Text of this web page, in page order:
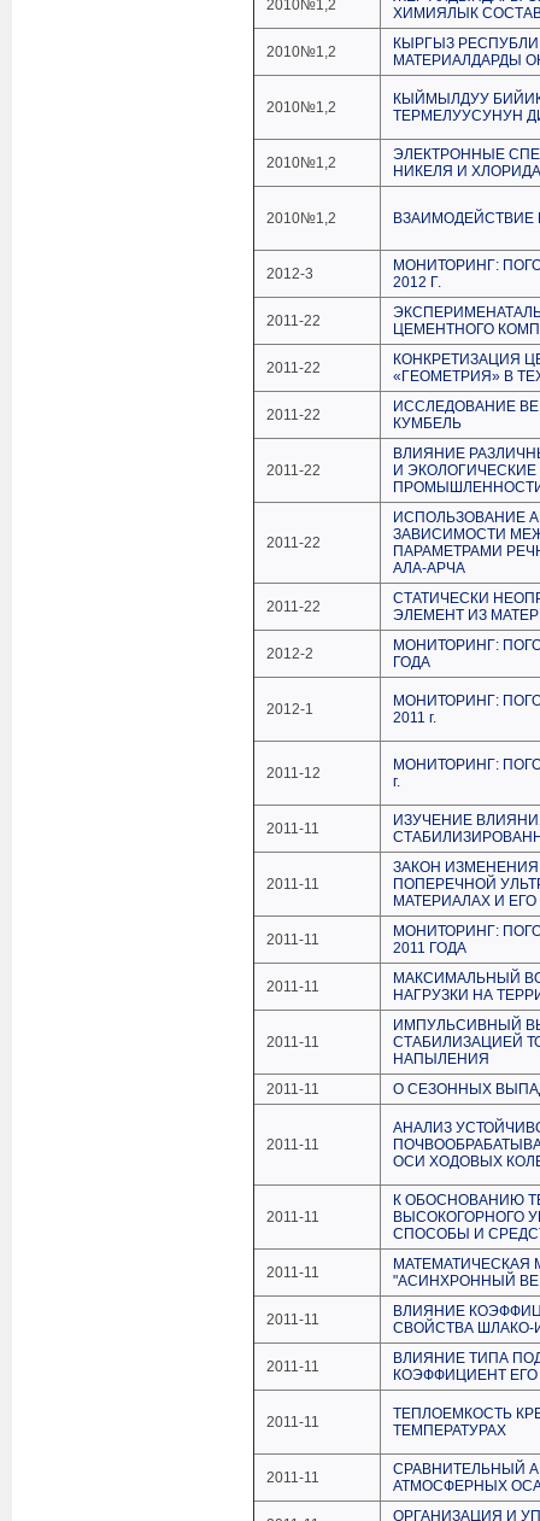
2010№1,2
ХИМИЯЛЫК
2010№1,2
КЫРГЫЗ
МАТЕРИАЛДАРДЫ
2010№1,2
КЫЙМЫЛДУУ
ТЕРМЕЛУУСУНУН
2010№1,2
ЭЛЕКТРОННЫЕ
НИКЕЛЯ И
2010№1,2 ВЗАИМОДЕЙСТВИЕ
2012-3
МОНИТОРИНГ:
2012 Г.
2011-22
ЦЕМЕНТНОГО
2011-22
КОНКРЕТИЗАЦИЯ
«ГЕОМЕТРИЯ» В
2011-22
ИССЛЕДОВАНИЕ
КУМБЕЛЬ
2011-22
ВЛИЯНИЕ
И
2011-22
ИСПОЛЬЗОВАНИЕ
ЗАВИСИМОСТИ
ПАРАМЕТРАМИ
АЛА-АРЧА
2011-22
СТАТИЧЕСКИ
ЭЛЕМЕНТ ИЗ
2012-2
МОНИТОРИНГ:
ГОДА
2012-1
МОНИТОРИНГ:
2011 г.
2011-12
МОНИТОРИНГ:
г.
2011-11
ИЗУЧЕНИЕ
2011-11
ЗАКОН
ПОПЕРЕЧНОЙ
МАТЕРИАЛАХ И
2011-11
МОНИТОРИНГ:
2011 ГОДА
2011-11
МАКСИМАЛЬНЫЙ
НАГРУЗКИ НА
2011-11
ИМПУЛЬСИВНЫЙ
СТАБИЛИЗАЦИЕЙ
НАПЫЛЕНИЯ
2011-11
О СЕЗОННЫХ
2011-11
АНАЛИЗ
ОСИ ХОДОВЫХ
2011-11
К ОБОСНОВАНИЮ
ВЫСОКОГОРНОГО
СПОСОБЫ И
2011-11
МАТЕМАТИЧЕСКАЯ
"АСИНХРОННЫЙ
2011-11
ВЛИЯНИЕ
СВОЙСТВА ШЛАКО-
2011-11
ВЛИЯНИЕ ТИПА
КОЭФФИЦИЕНТ
2011-11
ТЕПЛОЕМКОСТЬ
ТЕМПЕРАТУРАХ
2011-11
СРАВНИТЕЛЬНЫЙ
АТМОСФЕРНЫХ
ОРГАНИЗАЦИЯ И